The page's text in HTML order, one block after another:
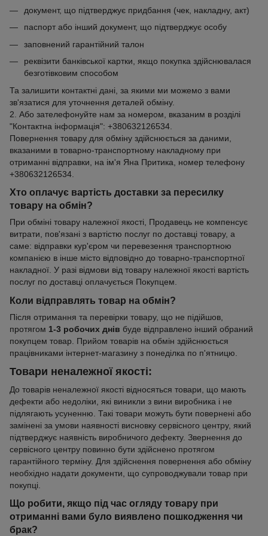
документ, що підтверджує придбання (чек, накладну, акт)
паспорт або інший документ, що підтверджує особу
заповнений гарантійний талон
реквізити банківської картки, якщо покупка здійснювалася
безготівковим способом
Та залишити контактні дані, за якими ми можемо з вами
зв'язатися для уточнення деталей обміну.
2. Або зателефонуйте нам за номером, вказаним в розділі
"Контактна інформація": +380632126534.
Повернення товару для обміну здійснюється за даними,
вказаними в товарно-транспортному накладному при
отриманні відправки, на ім'я Яна Притика, номер телефону
+380632126534.
Хто оплачує вартість доставки за пересилку
товару на обмін?
При обміні товару належної якості, Продавець не компенсує
витрати, пов'язані з вартістю послуг по доставці товару, а
саме: відправки кур'єром чи перевезення транспортною
компанією в інше місто відповідно до товарно-транспортної
накладної. У разі відмови від товару належної якості вартість
послуг по доставці оплачується Покупцем.
Коли відправлять товар на обмін?
Після отримання та перевірки товару, що не підійшов,
протягом 1-3 робочих днів буде відправлено інший обраний
покупцем товар. Прийом товарів на обмін здійснюється
працівниками інтернет-магазину з понеділка по п'ятницю.
Товари неналежної якості:
До товарів неналежної якості відносяться товари, що мають
дефекти або недоліки, які виникли з вини виробника і не
підлягають усуненню. Такі товари можуть бути повернені або
замінені за умови наявності висновку сервісного центру, який
підтверджує наявність виробничого дефекту. Звернення до
сервісного центру повинно бути здійснено протягом
гарантійного терміну. Для здійснення повернення або обміну
необхідно надати документи, що супроводжували товар при
покупці.
Що робити, якщо під час огляду товару при
отриманні вами було виявлено пошкодження чи
брак?